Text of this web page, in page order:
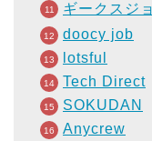
ギークスジ
doocy job
lotsful
Tech Direct
SOKUDAN
Anycrew